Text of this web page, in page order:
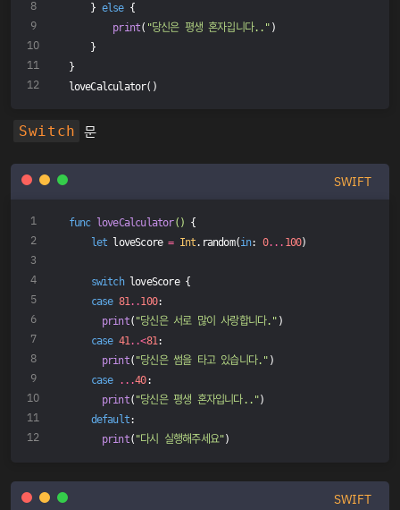
    }
else {
print( "당신은 평생 혼자입니다.." )
    }
}
loveCalculator()
Switch 문
SWIFT
func loveCalculator() {
let loveScore = Int.random(in: 0... 100)
switch loveScore {
case 81..100:
print( "당신은 서로 많이 사랑합니다." )
case 41..<81:
print( "당신은 썸을 타고 있습니다." )
case
...40:
print( "당신은 평생 혼자입니다..")
default:
print( "다시 실행해주세요")
SWIFT